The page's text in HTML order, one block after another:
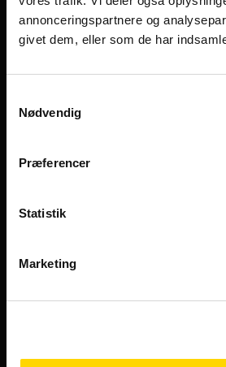
annonceringspartnere og
givet dem, eller som de har
Nødvendig
Præferencer
Statistik
Marketing